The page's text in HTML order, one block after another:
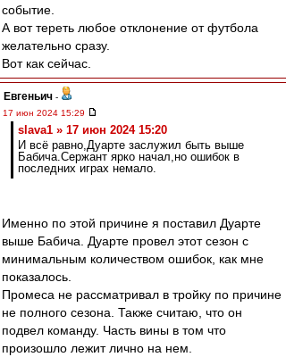
событие.
А вот тереть любое отклонение от футбола
желательно сразу.
Вот как сейчас.
Евгеньич -
17 июн 2024 15:29
slava1 » 17 июн 2024 15:20
И всё равно,Дуарте заслужил быть выше
Бабича.Сержант ярко начал,но ошибок в
последних играх немало.
Именно по этой причине я поставил Дуарте
выше Бабича. Дуарте провел этот сезон с
минимальным количеством ошибок, как мне
показалось.
Промеса не рассматривал в тройку по причине
не полного сезона. Также считаю, что он
подвел команду. Часть вины в том что
произошло лежит лично на нем.